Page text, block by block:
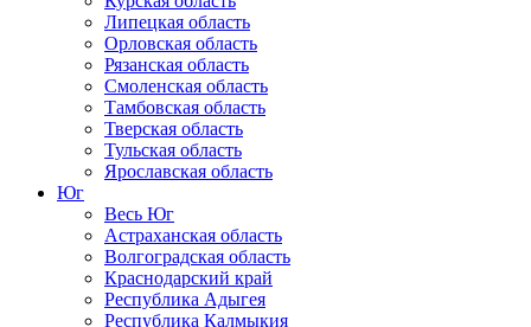
Липецкая область
Орловская область
Рязанская область
Смоленская область
Тамбовская область
Тверская область
Тульская область
Ярославская область
Юг
Весь Юг
Астраханская область
Волгоградская область
Краснодарский край
Республика Адыгея
Республика Калмыкия